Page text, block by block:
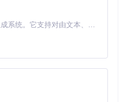
意的是，Cookie具有时效
续访问权限。
的参数控制选项。通过命
载音频、批量处理多个链
应不同的使用场景，从简
管理都能高效完成。
的媒体库
MiniMax H3 是一个通用的全模态生成系统。它支持对由文本、图像、视频和音频组成的多模态上下文进行统一理解，并能生成分辨率高达 2K、时长可达 15 秒的带原生立体声音频的视频。得益于面向任务泛化的系统设计，H3 在预训练阶段就已具备广泛的多模态上下文理解与生成能力，能够出色地执行复杂的多模态指令。